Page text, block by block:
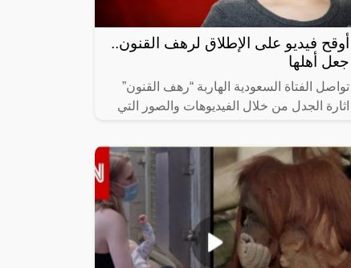
أوقح فيديو على الإطلاق لرهف القنون..
جعل أهلها
تواصل الفتاة السعودية الهاربة “رهف القنون”
اثارة الجدل من خلال الفيديوهات والصور التي
حساباتها الشخصية على مواقع التواصل